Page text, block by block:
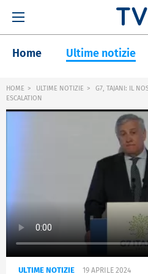
Home Ultime notizie
HOME ULTIME NOTIZIE
G7, TAJANI: IL
ESCALATION
ULTIME NOTIZIE 19 APRILE 2024